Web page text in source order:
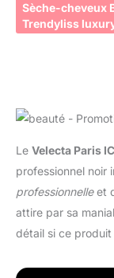
Sèche-cheveux
Trendyliss
Le Velecta Paris
professionnel noir
professionnelleet
attire par sa
détail si ce